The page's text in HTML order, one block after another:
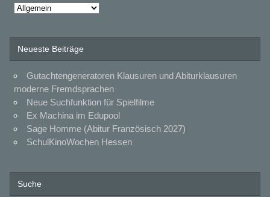
Kategorien
Neueste Beiträge
Gutachtengeneratoren Klausuren und Abiturklausuren
moderne Fremdsprachen
Neue Suchfunktion für Spielfilme
Ex Machina im Edupool
Sage Homme (Abitur Französisch 2027)
SchulKinoWochen Hessen
Suche